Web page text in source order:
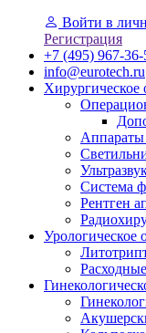
Войти в
Регистрация
+7 (495) 967-36-
info@eurotech.ru
Хирургическое
Аппараты
Система
Рентген
Урологическое